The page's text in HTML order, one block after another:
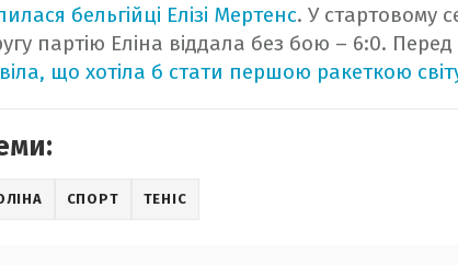
бельгійці Елізі Мертенс. У стартовому
партію Еліна віддала без бою – 6:0.
що хотіла б стати першою ракеткою
СПОРТ ТЕНІС